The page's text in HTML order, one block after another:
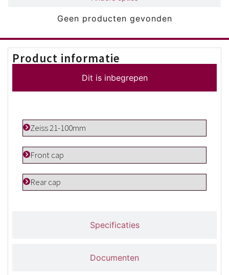
Geen producten gevonden
Product informatie
Dit is inbegrepen
Specificaties
Documenten
Zeiss 21-100mm
Front cap
Rear cap